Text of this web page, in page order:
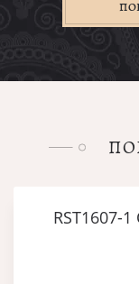
RST1607-